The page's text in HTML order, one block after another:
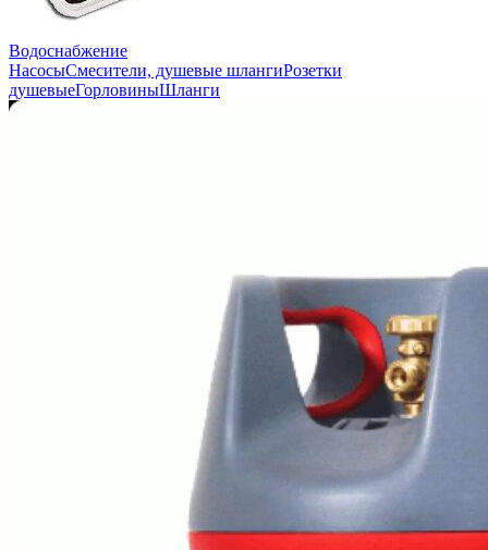
Водоснабжение
НасосыСмесители, душевые шлангиРозетки
душевыеГорловиныШланги